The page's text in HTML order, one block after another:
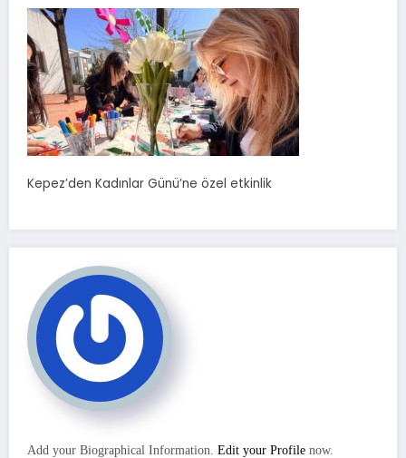
Kepez’den Kadınlar Günü’ne özel etkinlik
Add your Biographical Information. Edit your Profile now.